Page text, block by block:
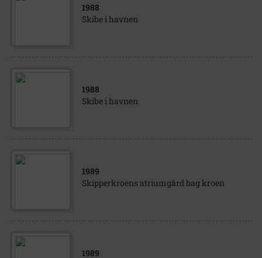
1988
Skibe i havnen
1988
Skibe i havnen
1989
Skipperkroens atriumgård bag kroen
1989